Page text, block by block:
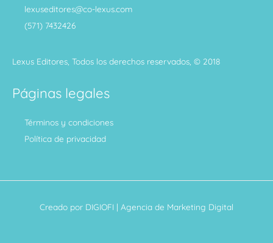
lexuseditores@co-lexus.com
(571) 7432426
Lexus Editores, Todos los derechos reservados, © 2018
Páginas legales
Términos y condiciones
Política de privacidad
Creado por DIGIOFI | Agencia de Marketing Digital